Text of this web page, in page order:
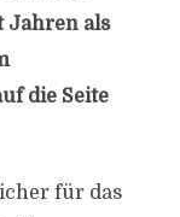
Jahren als
die Seite
für das